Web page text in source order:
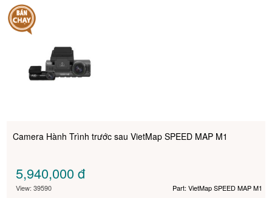
Camera Hành Trình trước sau VietMap SPEED MAP M1
5,940,000đ
View: 39590 Part: VietMap SPEED MAP M1